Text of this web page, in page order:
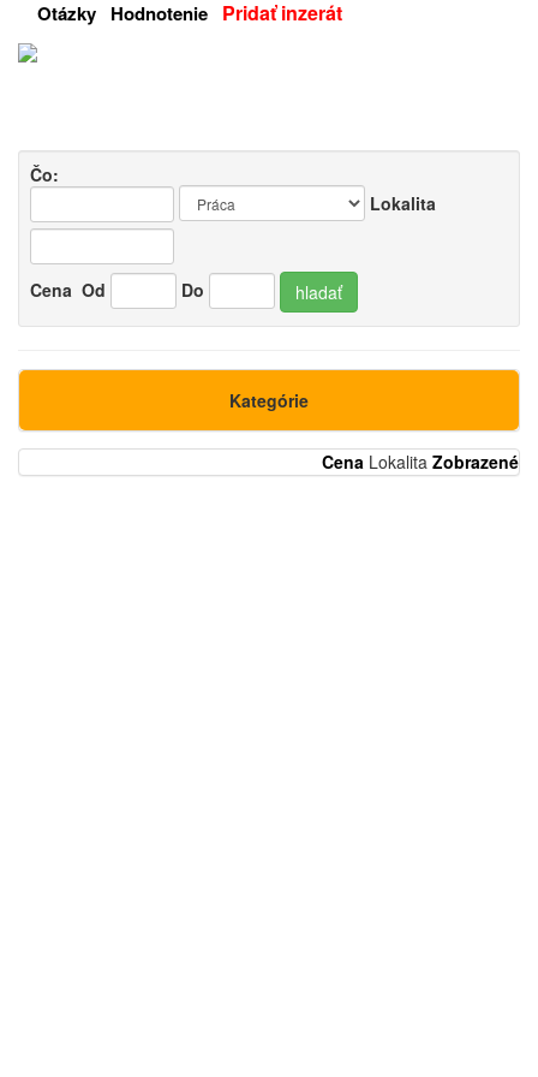
Otázky Hodnotenie Pridať inzerát
Čo:
Lokalita
Cena Od Do hladať
Kategórie
Cena Lokalita Zobrazené